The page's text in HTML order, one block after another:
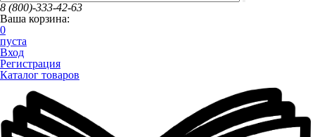
8 (800)-333-42-63
Ваша корзина:
0
пуста
Вход
Регистрация
Каталог товаров